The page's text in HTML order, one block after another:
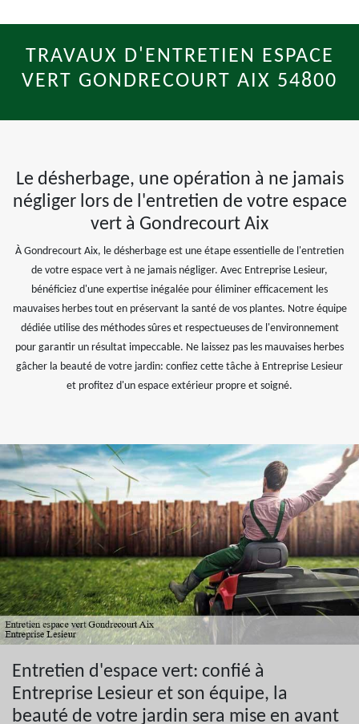
TRAVAUX D'ENTRETIEN ESPACE
VERT GONDRECOURT AIX 54800
Le désherbage, une opération à ne jamais
négliger lors de l'entretien de votre espace
vert à Gondrecourt Aix
À Gondrecourt Aix, le désherbage est une étape essentielle de l'entretien
de votre espace vert à ne jamais négliger. Avec Entreprise Lesieur,
bénéficiez d'une expertise inégalée pour éliminer efficacement les
mauvaises herbes tout en préservant la santé de vos plantes. Notre équipe
dédiée utilise des méthodes sûres et respectueuses de l'environnement
pour garantir un résultat impeccable. Ne laissez pas les mauvaises herbes
gâcher la beauté de votre jardin: confiez cette tâche à Entreprise Lesieur
et profitez d'un espace extérieur propre et soigné.
Entretien d'espace vert: confié à
Entreprise Lesieur et son équipe, la
beauté de votre jardin sera mise en avant